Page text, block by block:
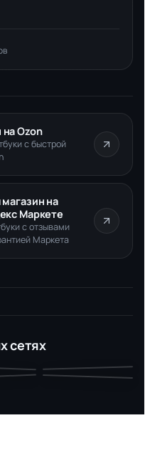
Ozon
с быстрой
на
Маркете
с отзывами
Маркета
сетях